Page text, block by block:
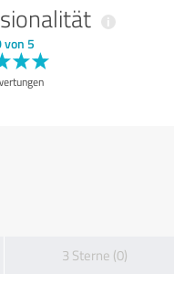
von 5
3 Sterne (0)